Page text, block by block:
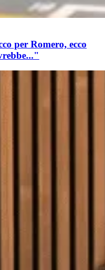
per Romero, ecco